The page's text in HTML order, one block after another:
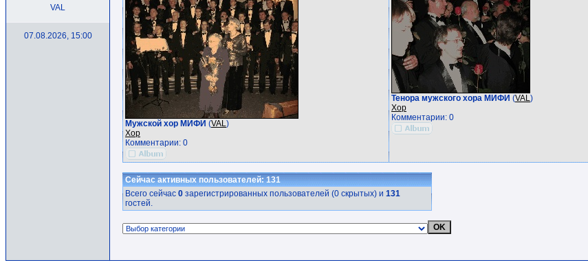
VAL
07.08.2026, 15:00
Мужской хор МИФИ (VAL)
Хор
Комментарии: 0
Тенора мужского хора МИФИ (VAL)
Хор
Комментарии: 0
Сейчас активных пользователей: 131
Всего сейчас 0 зарегистрированных пользователей (0 скрытых) и 131
гостей.